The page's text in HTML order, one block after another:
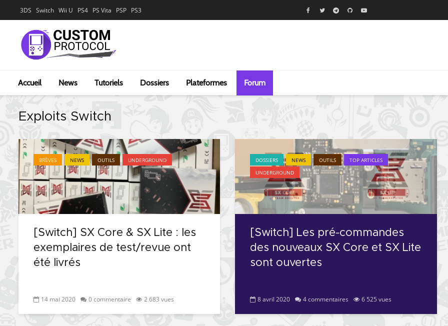
3DS Switch Wii U PS4 PS Vita PSP PS3
Accueil News Tutoriels Dossiers Plateformes Forum
Exploits Switch
BRÈVES NEWS OUTILS UNDERGROUND
[Switch] SX Core & SX Lite : les
exemplaires de test/revue ont
été livrés
14 mai 2020 0 commentaire 2 683 vues
DOSSIERS NEWS OUTILS
TOP ARTICLES
UNDERGROUND
[Switch] Les pré-commandes
des nouveaux SX Core et SX Lite
sont ouvertes
8 avril 2020 4 commentaires 6 525 vues